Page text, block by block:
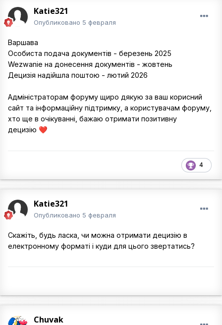
Katie321
Опубликовано 5 февраля
Варшава
Особиста подача документів - березень 2025
Wezwanie на донесення документів - жовтень
Децизія надійшла поштою - лютий 2026
Адміністраторам форуму щиро дякую за ваш корисний
сайт та інформаційну підтримку, а користувачам форуму,
хто ще в очікуванні, бажаю отримати позитивну
децизію ❤️
4
Katie321
Опубликовано 5 февраля
Скажіть, будь ласка, чи можна отримати децизію в
електронному форматі і куди для цього звертатись?
Chuvak